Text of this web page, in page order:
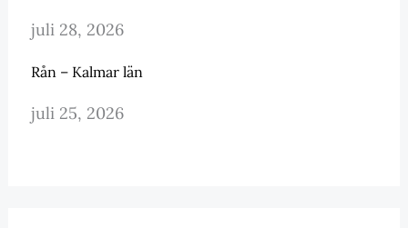
juli 28, 2026
Rån – Kalmar län
juli 25, 2026